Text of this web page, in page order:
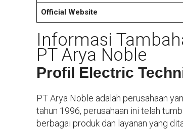
Official Website
Informasi
PT Arya Noble
Profil Electric
PT Arya Noble adalah perusahaan
tahun 1996, perusahaan ini telah
berbagai produk dan layanan yang